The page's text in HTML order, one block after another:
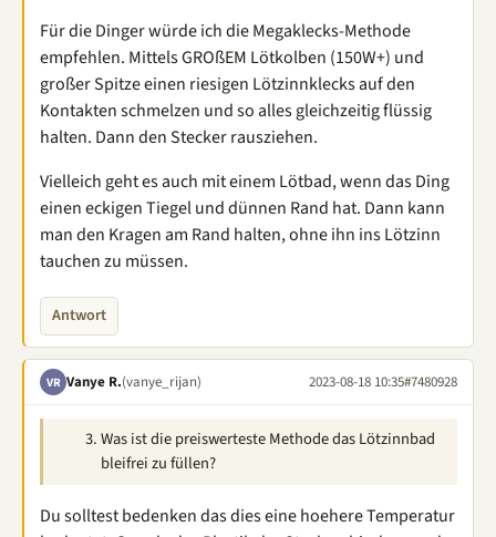
Für die Dinger würde ich die Megaklecks-Methode
empfehlen. Mittels GROßEM Lötkolben (150W+) und
großer Spitze einen riesigen Lötzinnklecks auf den
Kontakten schmelzen und so alles gleichzeitig flüssig
halten. Dann den Stecker rausziehen.
Vielleich geht es auch mit einem Lötbad, wenn das Ding
einen eckigen Tiegel und dünnen Rand hat. Dann kann
man den Kragen am Rand halten, ohne ihn ins Lötzinn
tauchen zu müssen.
Antwort
VR Vanye R.(vanye_rijan) 2023-08-18 10:35#7480928
Was ist die preiswerteste Methode das Lötzinnbad
bleifrei zu füllen?
Du solltest bedenken das dies eine hoehere Temperatur